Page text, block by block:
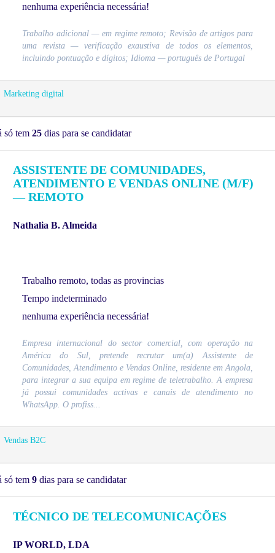
nenhuma experiência necessária!
Trabalho adicional — em regime remoto; Revisão de artigos para
uma revista — verificação exaustiva de todos os elementos,
incluindo pontuação e dígitos; Idioma — português de Portugal
Marketing digital
só tem 25 dias para se candidatar
ASSISTENTE DE COMUNIDADES,
ATENDIMENTO E VENDAS ONLINE (M/F)
— REMOTO
Nathalia B. Almeida
Trabalho remoto, todas as provincias
Tempo indeterminado
nenhuma experiência necessária!
Empresa internacional do sector comercial, com operação na
América do Sul, pretende recrutar um(a) Assistente de
Comunidades, Atendimento e Vendas Online, residente em Angola,
para integrar a sua equipa em regime de teletrabalho. A empresa
já possui comunidades activas e canais de atendimento no
WhatsApp. O profiss...
Vendas B2C
só tem 9 dias para se candidatar
TÉCNICO DE TELECOMUNICAÇÕES
IP WORLD, LDA